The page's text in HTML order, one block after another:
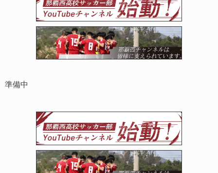
準備中